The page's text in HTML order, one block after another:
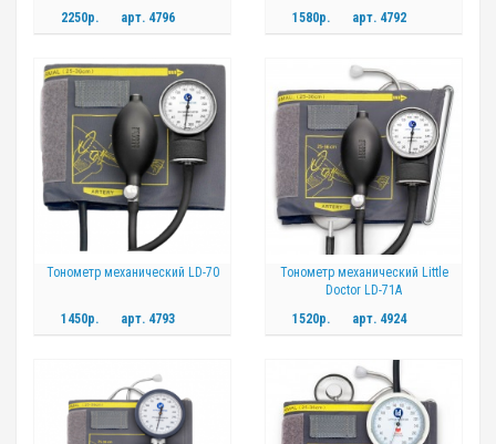
2250р. арт. 4796 1580р. арт. 4792
Тонометр механический LD-70
1450р. арт. 4793
Тонометр механический Little
Doctor LD-71A
1520р.
арт. 4924